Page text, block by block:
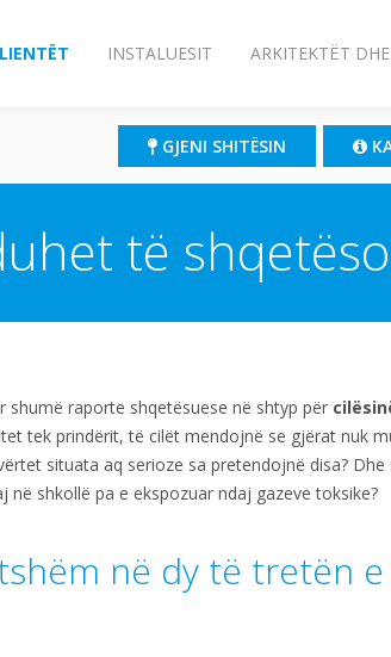
INSTALUESIT ARKITEKTËT
GJENI SHITËSIN
të
shumë raporte shqetësuese në shtyp për
tek prindërit, të cilët mendojnë se gjërat nuk
situata aq serioze sa pretendojnë disa? Dhe
shkollë pa e ekspozuar ndaj gazeve toksike?
në dy të tretën e